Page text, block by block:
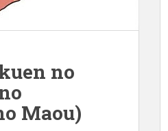
no
Maou)